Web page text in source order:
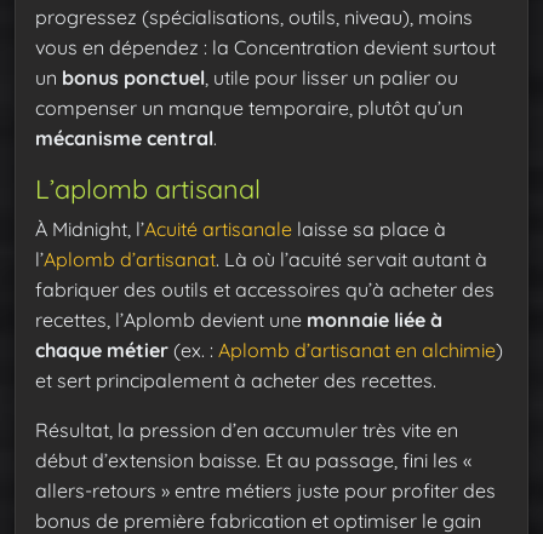
progressez (spécialisations, outils, niveau), moins
vous en dépendez : la Concentration devient surtout
un bonus ponctuel , utile pour lisser un palier ou
compenser un manque temporaire, plutôt qu’un
mécanisme central.
L’aplomb artisanal
À Midnight, l’Acuité artisanale laisse sa place à
l’Aplomb d’artisanat. Là où l’acuité servait autant à
fabriquer des outils et accessoires qu’à acheter des
recettes, l’Aplomb devient une monnaie liée à
chaque métier (ex. : Aplomb d’artisanat en alchimie)
et sert principalement à acheter des recettes.
Résultat, la pression d’en accumuler très vite en
début d’extension baisse. Et au passage, fini les «
allers-retours » entre métiers juste pour profiter des
bonus de première fabrication et optimiser le gain